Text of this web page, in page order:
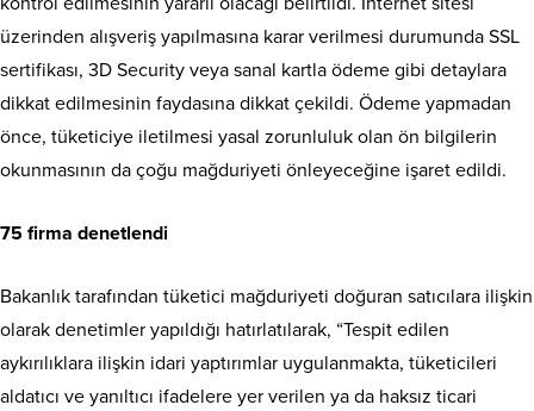
üzerinden alışveriş yapılmasına karar verilmesi durumunda SSL
sertifikası, 3D Security veya sanal kartla ödeme gibi detaylara
dikkat edilmesinin faydasına dikkat çekildi. Ödeme yapmadan
önce, tüketiciye iletilmesi yasal zorunluluk olan ön bilgilerin
okunmasının da çoğu mağduriyeti önleyeceğine işaret edildi.
75 firma denetlendi
Bakanlık tarafından tüketici mağduriyeti doğuran satıcılara ilişkin
olarak denetimler yapıldığı hatırlatılarak, “Tespit edilen
aykırılıklara ilişkin idari yaptırımlar uygulanmakta, tüketicileri
aldatıcı ve yanıltıcı ifadelere yer verilen ya da haksız ticari